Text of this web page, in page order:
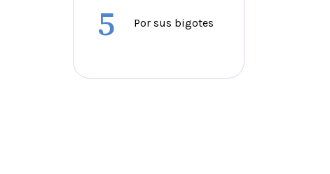
5 Por sus bigotes